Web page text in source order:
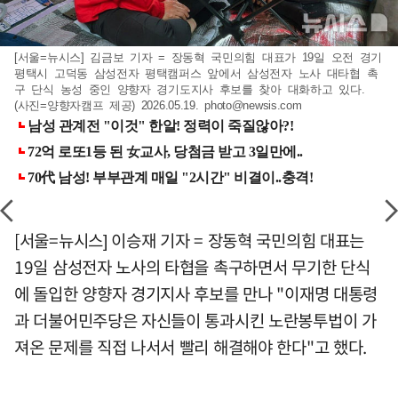
[서울=뉴시스] 김금보 기자 = 장동혁 국민의힘 대표가 19일 오전 경기
평택시 고덕동 삼성전자 평택캠퍼스 앞에서 삼성전자 노사 대타협 촉
구 단식 농성 중인 양향자 경기도지사 후보를 찾아 대화하고 있다.
(사진=양향자캠프 제공) 2026.05.19.photo@newsis.com
[서울=뉴시스] 이승재 기자 = 장동혁 국민의힘 대표는
19일 삼성전자 노사의 타협을 촉구하면서 무기한 단식
에 돌입한 양향자 경기지사 후보를 만나 "이재명 대통령
과 더불어민주당은 자신들이 통과시킨 노란봉투법이 가
져온 문제를 직접 나서서 빨리 해결해야 한다"고 했다.